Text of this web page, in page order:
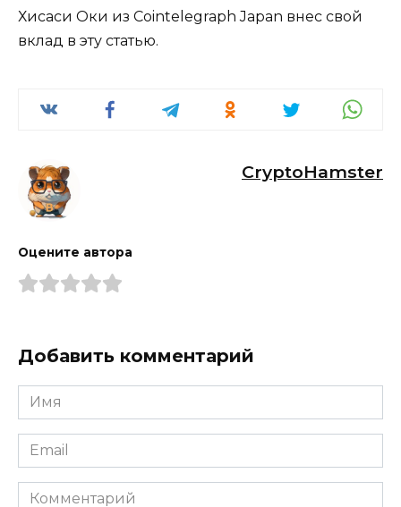
Хисаси Оки из Cointelegraph Japan внес свой
вклад в эту статью.
CryptoHamster
Оцените автора
Добавить комментарий
Имя
*
Email
*
Комментарий